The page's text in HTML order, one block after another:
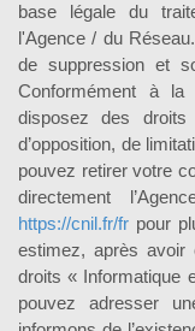
base légale du
l'Agence / du
de suppression et
Conformément à
disposez des droits
d’opposition, de
pouvez retirer votre
directement
https://cnil.fr/fr pour
estimez, après avoir
droits « Informatique
pouvez adresser